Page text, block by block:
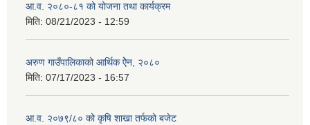
आ.व. २०८०-८१ को योजना तथा कार्यक्रम
मिति: 08/21/2023 - 12:59
अरुण गाउँपालिकाको आर्थिक ऐेन, २०८०
मिति: 07/17/2023 - 16:57
आ.व. २०७९/८० को कृषि शाखा तर्फको बजेट